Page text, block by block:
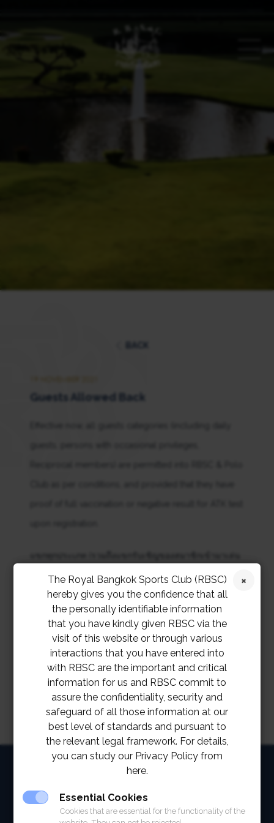
Guests Allowed Back
กีฬา ผู้ได้รับสิทธิชั่วคราว และสมาชิกคลับร่วม) สามารถ
เข้าใช้บริการที่สมาคมราชกรีฑาสโมสร และโปโลคลับ
ตามข้อกำหนด ได้แล้วตั้งแต่วันนี้เป็นต้นไป โดยต้องแสดง
หลักฐานการได้รับวัคซีนครบ หรือผลตรวจโควิดเป็นลบที่
จุดลงทะเบียน
HOME
FACILITIES
The Royal Bangkok Sports Club (RBSC)
hereby gives you the confidence that all
the personally identifiable information
that you have kindly given RBSC via the
visit of this website or through various
interactions that you have entered into
with RBSC are the important and critical
information for us and RBSC commit to
assure the confidentiality, security and
safeguard of all those information at our
best level of standards and pursuant to
the relevant legal framework. For details,
you can study our Privacy Policy from
here.
Essential Cookies
Cookies that are essential for the functionality of the